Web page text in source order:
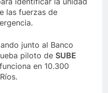
las fuerzas de
junto al Banco
piloto de SUBE
en 10.300